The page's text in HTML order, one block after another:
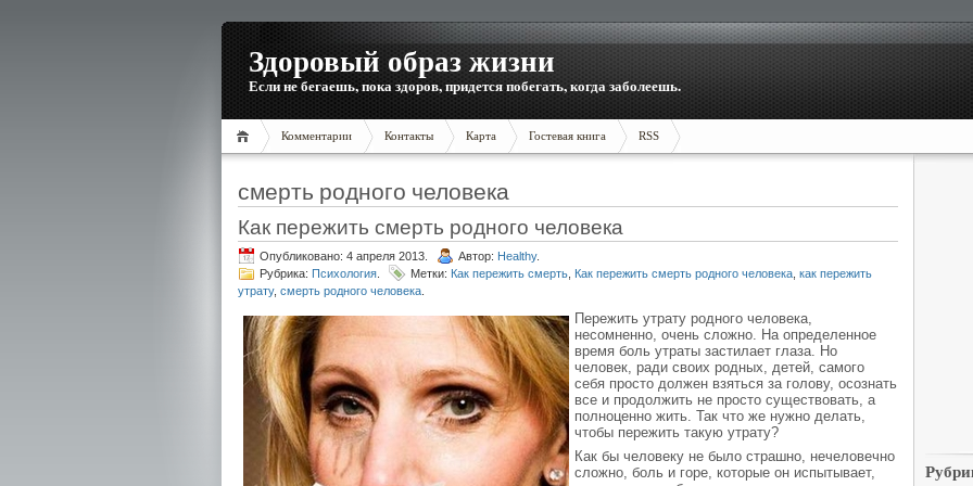
Здоровый образ жизни
Если не бегаешь, пока здоров, придется побегать, когда заболеешь.
Комментарии Контакты Карта Гостевая книга RSS
смерть родного человека
Как пережить смерть родного человека
Опубликовано: 4 апреля 2013. Автор: Healthy.
Рубрика: Психология Метки: Как пережить смерть Как пережить смерть родного человека как пережить
утрату, смерть родного человека
Пережить утрату родного человека,
несомненно, очень сложно. На определенное
время боль утраты застилает глаза. Но
человек, ради своих родных, детей, самого
себя просто должен взяться за голову, осознать
все и продолжить не просто существовать, а
полноценно жить. Так что же нужно делать,
чтобы пережить такую утрату?
Как бы человеку не было страшно, нечеловечно
сложно, боль и горе, которые он испытывает,